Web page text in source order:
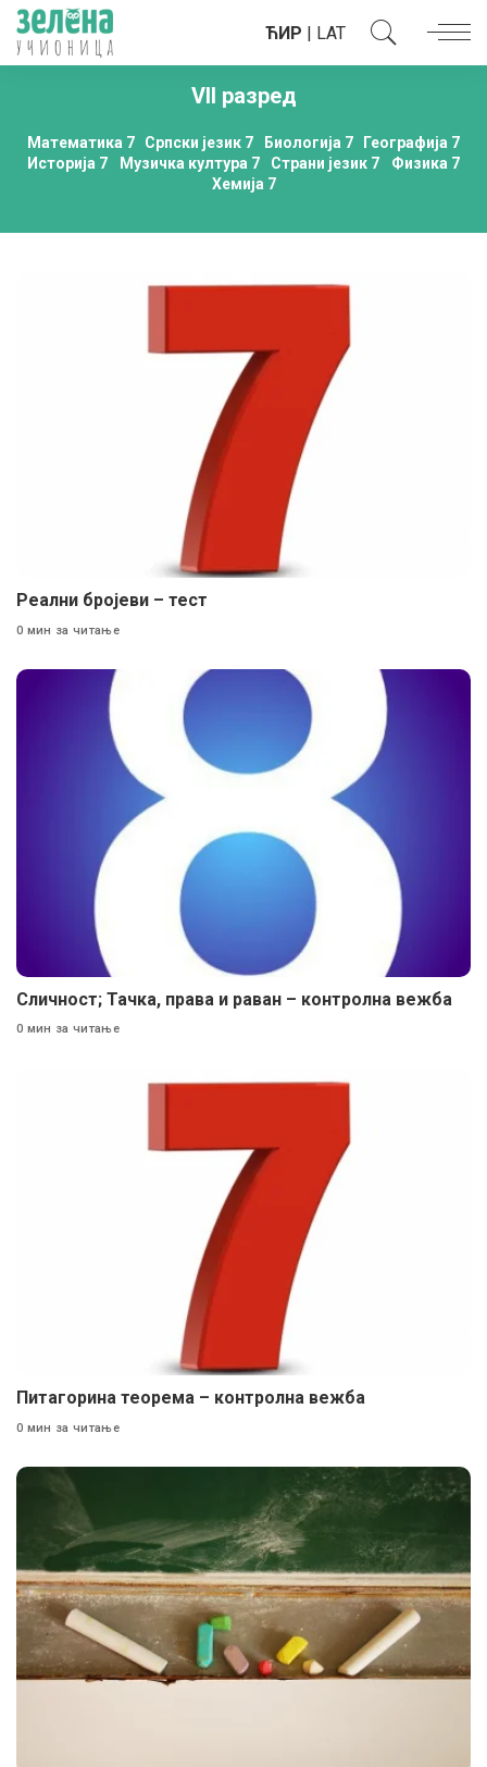
ЋИР | LAT
VII разред
Математика 7 Српски језик 7 Биологија 7
Географија 7
Историја 7
Музичка култура 7 Страни језик 7
Физика 7
Хемија 7
Реални бројеви – тест
0 мин за читање
Сличност; Тачка, права и раван – контролна вежба
0 мин за читање
Питагорина теорема – контролна вежба
0 мин за читање